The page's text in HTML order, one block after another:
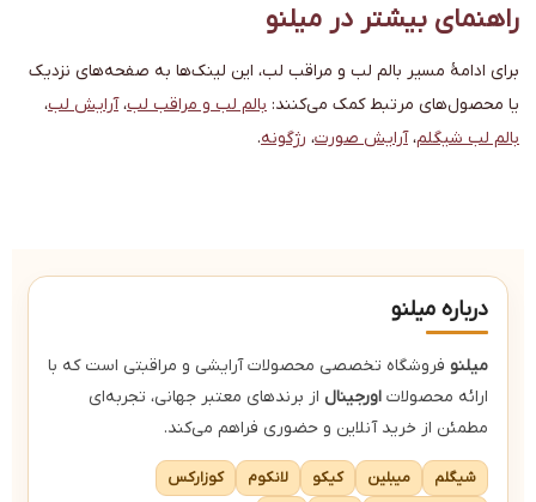
راهنمای بیشتر در میلنو
برای ادامهٔ مسیر بالم لب و مراقب لب، این لینک‌ها به صفحه‌های نزدیک
یا محصول‌های مرتبط کمک می‌کنند: بالم لب و مراقب لب،آرایش لب،
بالم لب شیگلم،آرایش صورت، رژگونه.
درباره میلنو
میلنو فروشگاه تخصصی محصولات آرایشی و مراقبتی است که با
ارائه محصولات اورجینال از برندهای معتبر جهانی، تجربه‌ای
مطمئن از خرید آنلاین و حضوری فراهم می‌کند.
شیگلم میبلین کیکو لانکوم
کوزارکس